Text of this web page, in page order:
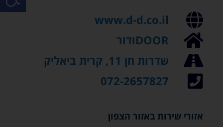
www.d-d.co.il
DOORודור
שדרות חן 11, קרית ביאליק
072-2657827
אזורי שירות באזור הצפון